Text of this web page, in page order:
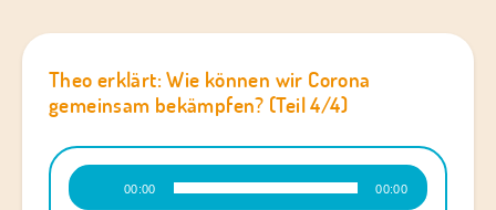
Theo erklärt: Wie können wir Corona
gemeinsam bekämpfen? (Teil 4/4)
Audio-
Player
00:00 00:00